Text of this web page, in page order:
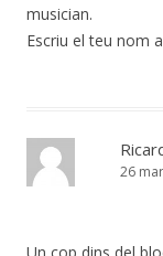
musician.
Escriu el teu nom
26